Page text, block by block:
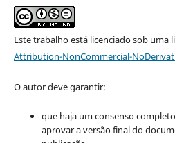
Este trabalho está licenciado sob uma
Attribution-NonCommercial-
O autor deve garantir:
que haja um consenso
aprovar a versão final do